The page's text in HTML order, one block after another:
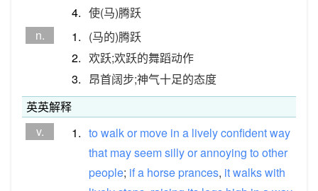
4. 使(马)腾跃
n.
1. (马的)腾跃
2. 欢跃;欢跃的舞蹈动作
3. 昂首阔步;神气十足的态度
英英解释
v.
1. to walkor move in a livelyconfidentway
that mayseemsillyorannoying to other
people; ifa horse prances, itwalkswith